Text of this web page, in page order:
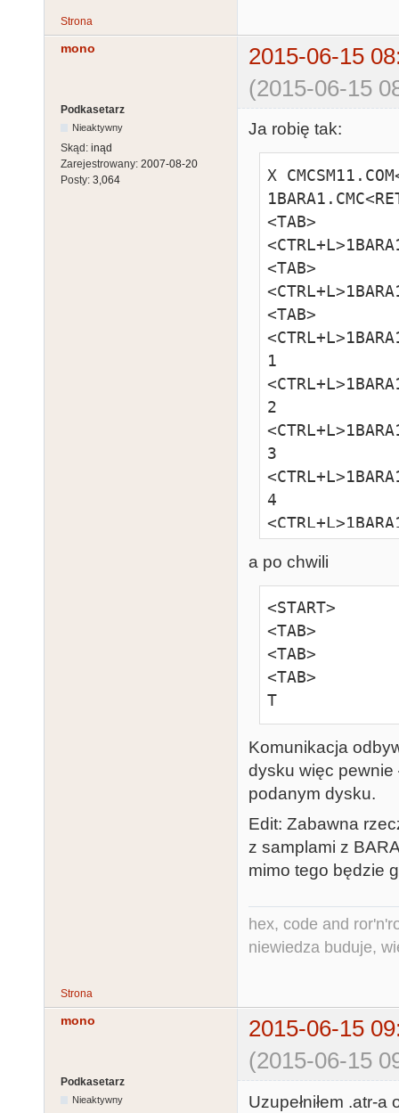
Strona
mono
2015-06-15
(2015-06-15
Podkasetarz
Nieaktywny
Skąd: inąd
Zarejestrowany: 2007-08-20
Posty: 3,064
Ja robię tak:
X
<TAB>
<TAB>
<TAB>
1
2
3
4
5
<TAB>
<TAB>
<TAB>
<CTRL+P>
a po chwili
<START>
<TAB>
<TAB>
<TAB>
T
Komunikacja
dysku więc pewnie
podanym dysku.
Edit: Zabawna
z samplami z
mimo tego będzie
hex, code and
niewiedza buduje,
Strona
mono
2015-06-15
(2015-06-15
Podkasetarz
Nieaktywny
Uzupełniłem .atr-